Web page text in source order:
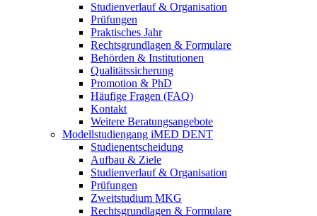
Studienverlauf & Organisation
Prüfungen
Praktisches Jahr
Rechtsgrundlagen & Formulare
Behörden & Institutionen
Qualitätssicherung
Promotion & PhD
Häufige Fragen (FAQ)
Kontakt
Weitere Beratungsangebote
Modellstudiengang iMED DENT
Studienentscheidung
Aufbau & Ziele
Studienverlauf & Organisation
Prüfungen
Zweitstudium MKG
Rechtsgrundlagen & Formulare